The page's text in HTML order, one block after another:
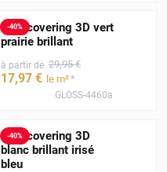
-40%
Film covering 3D vert
prairie brillant
à partir de 29,95 €
17,97 € le m²*
GLOSS-4460a
-40%
Film covering 3D
blanc brillant irisé
bleu